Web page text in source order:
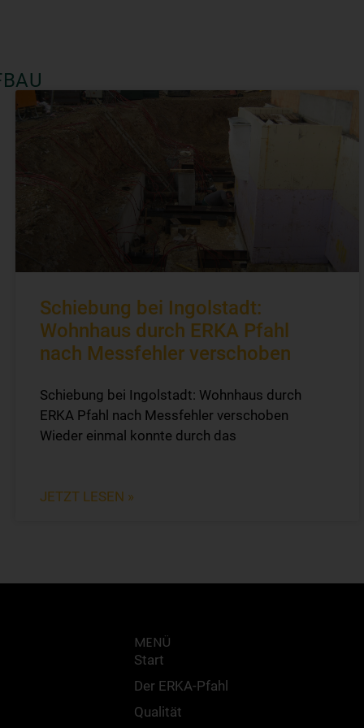
Schiebung bei Ingolstadt:
Wohnhaus durch ERKA Pfahl
nach Messfehler verschoben
Schiebung bei Ingolstadt: Wohnhaus durch
ERKA Pfahl nach Messfehler verschoben
Wieder einmal konnte durch das
JETZT LESEN »
MENÜ
Start
Der ERKA-Pfahl
Qualität